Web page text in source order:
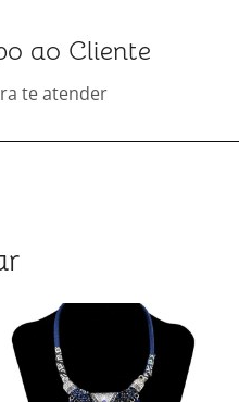
ao Cliente
te atender